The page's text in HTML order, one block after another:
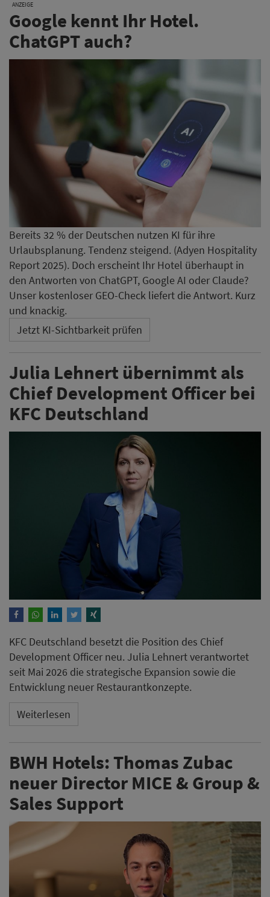
ANZEIGE
Google kennt Ihr Hotel.
ChatGPT auch?
Bereits 32 % der Deutschen nutzen KI für ihre
Urlaubsplanung. Tendenz steigend. (Adyen Hospitality
Report 2025). Doch erscheint Ihr Hotel überhaupt in
den Antworten von ChatGPT, Google AI oder Claude?
Unser kostenloser GEO-Check liefert die Antwort. Kurz
und knackig.
Jetzt KI-Sichtbarkeit prüfen
Julia Lehnert übernimmt als
Chief Development Officer bei
KFC Deutschland
KFC Deutschland besetzt die Position des Chief
Development Officer neu. Julia Lehnert verantwortet
seit Mai 2026 die strategische Expansion sowie die
Entwicklung neuer Restaurantkonzepte.
Weiterlesen
BWH Hotels: Thomas Zubac
neuer Director MICE & Group &
Sales Support